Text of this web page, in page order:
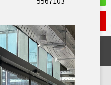
הצגת תפריט
יצירת קשר